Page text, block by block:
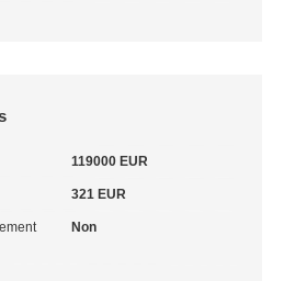
119000 EUR
321 EUR
Non